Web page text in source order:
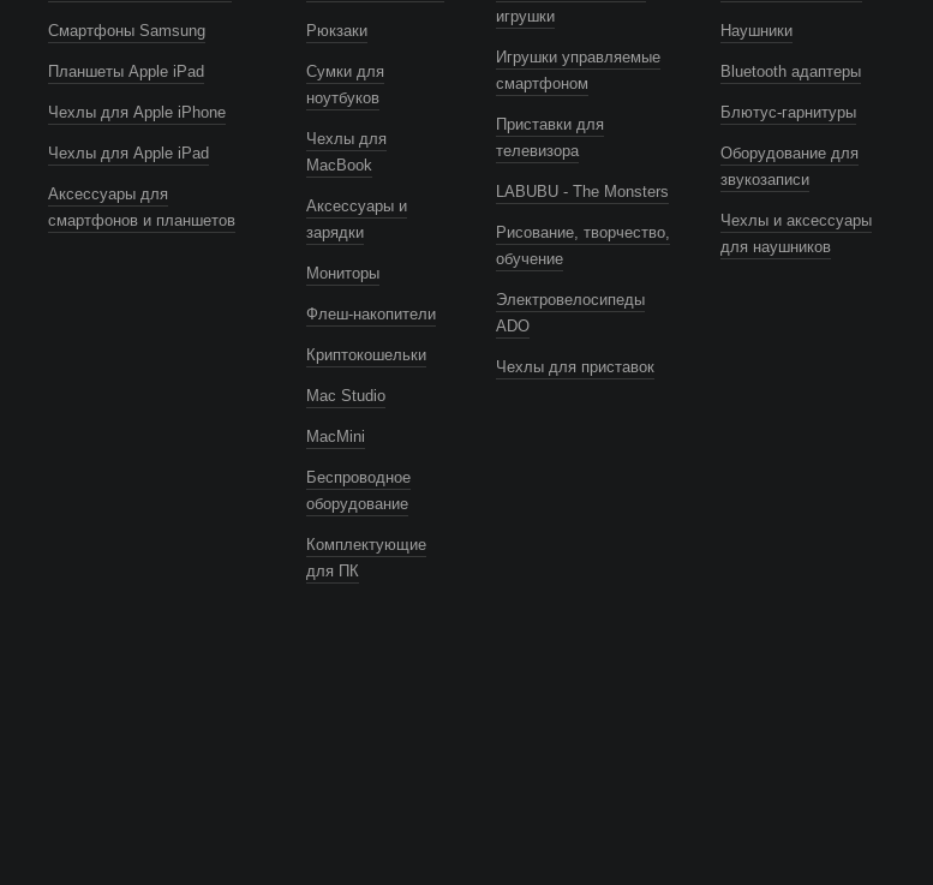
Смартфоны Samsung
Планшеты Apple iPad
Чехлы для Apple iPhone
Чехлы для Apple iPad
Аксессуары для
смартфонов и планшетов
Рюкзаки
Сумки для
ноутбуков
Чехлы для
MacBook
Аксессуары и
зарядки
Мониторы
Флеш-накопители
Криптокошельки
Mac Studio
MacMini
Беспроводное
оборудование
Комплектующие
для ПК
игрушки
Игрушки управляемые
смартфоном
Приставки для
телевизора
LABUBU - The Monsters
Рисование, творчество,
обучение
Электровелосипеды
ADO
Чехлы для приставок
Наушники
Bluetooth адаптеры
Блютус-гарнитуры
Оборудование для
звукозаписи
Чехлы и аксессуары
для наушников